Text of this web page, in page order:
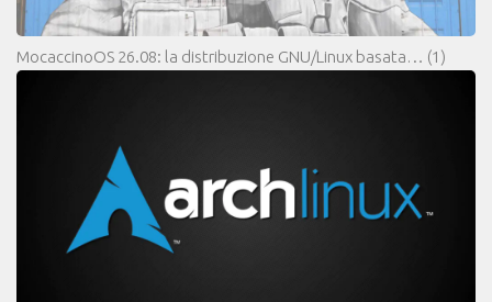
MocaccinoOS 26.08: la distribuzione GNU/Linux basata… (1)